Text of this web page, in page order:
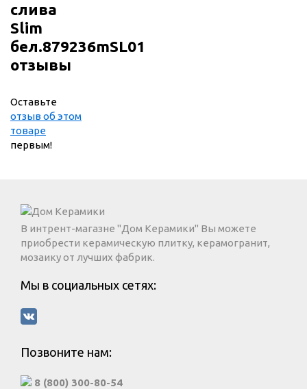
слива
Slim
бел.879236mSL01
отзывы
Оставьте
отзыв об этом
товаре
первым!
В интрент-магазне "Дом Керамики" Вы можете
приобрести керамическую плитку, керамогранит,
мозаику от лучших фабрик.
Мы в социальных сетях:
Позвоните нам:
8 (800) 300-80-54